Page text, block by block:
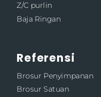
Z/C purlin
Baja Ringan
Referensi
Brosur Penyimpanan
Brosur Satuan